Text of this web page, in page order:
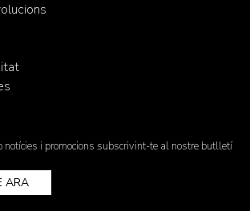
notícies i promocions subscrivint-te al nostre butlletí
ARA